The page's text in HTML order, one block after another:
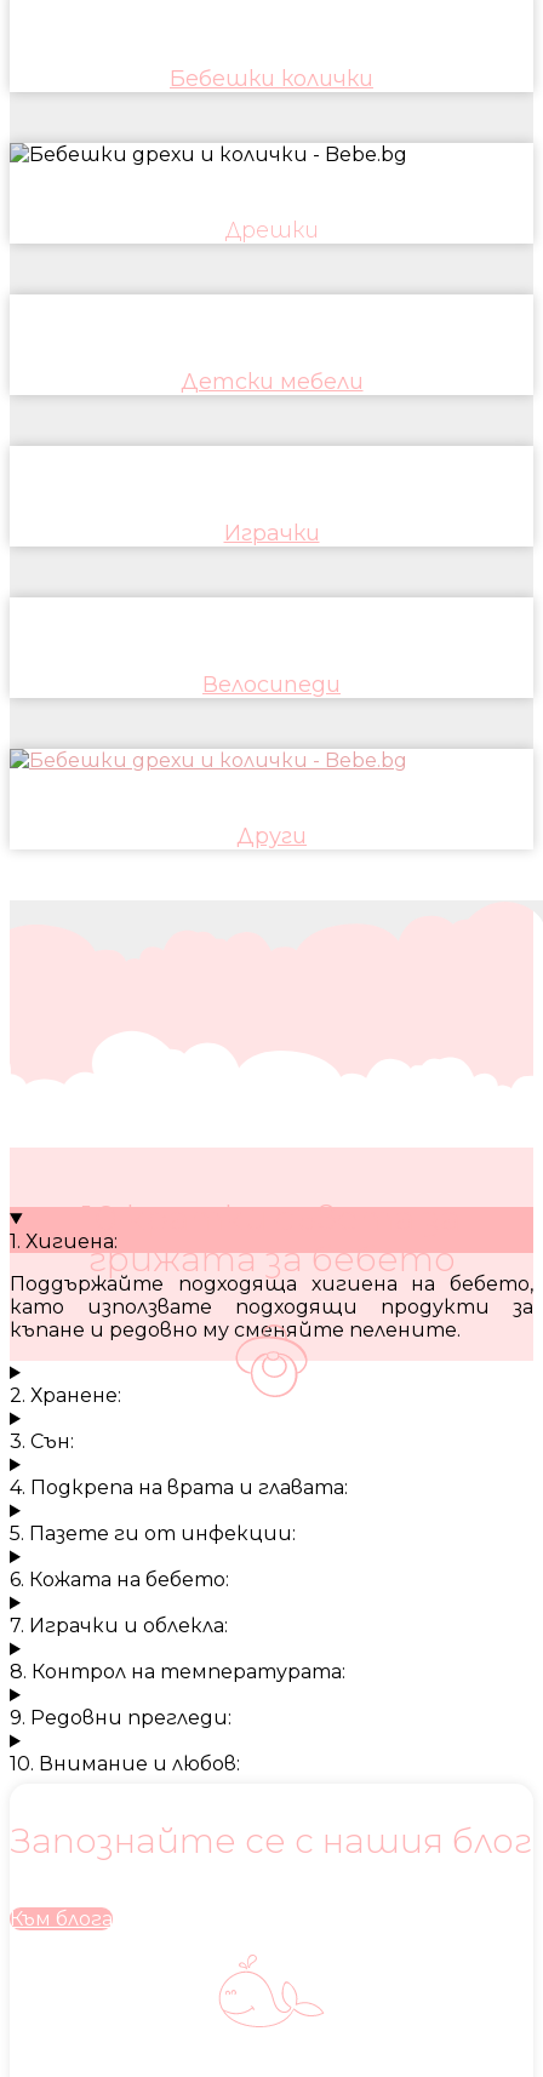
Бебешки колички
Дрешки
Детски мебели
Играчки
Велосипеди
Други
10 кратки съвета за
грижата за бебето
1. Хигиена:
Поддържайте подходяща хигиена на бебето,
като използвате подходящи продукти за
къпане и редовно му сменяйте пелените.
2. Хранене:
3. Сън:
4. Подкрепа на врата и главата:
5. Пазете ги от инфекции:
6. Кожата на бебето:
7. Играчки и облекла:
8. Контрол на температурата:
9. Редовни прегледи:
10. Внимание и любов:
Запознайте се с нашия блог
Към блога